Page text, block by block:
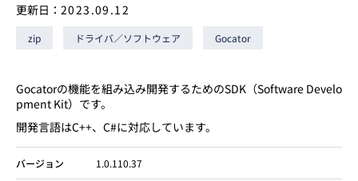
新卒 採用
更新日： 2023.09.12
zip ドライバ／ソフトウェア Gocator
Gocatorの機能を組み込み開発するためのSDK（Software Develo
pment Kit）です。
開発言語はC++、C#に対応しています。
バージョン 1.0.110.37